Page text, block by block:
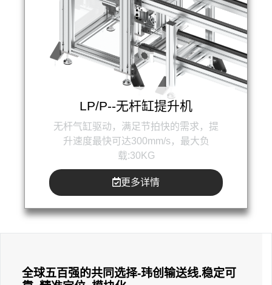
LP/P--无杆缸提升机
无杆气缸驱动，满足节拍快的需求，提
升速度最快可达300mm/s，最大负
载:30KG
更多详情
全球五百强的共同选择-玮创输送线.稳定可